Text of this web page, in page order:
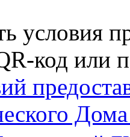
условия
код или